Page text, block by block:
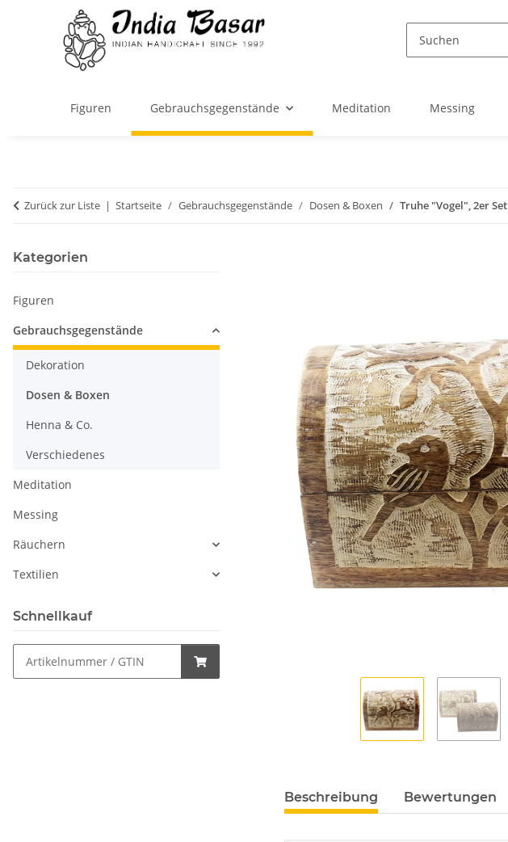
Figuren Gebrauchsgegenstände Meditation Messing
Zurück zur Liste Startseite Gebrauchsgegenstände Dosen & Boxen Truhe "Vogel", 2er Set
Beschreibung Bewertungen
Kategorien
Figuren
Gebrauchsgegenstände
Dekoration
Dosen & Boxen
Henna & Co.
Verschiedenes
Meditation
Messing
Räuchern
Textilien
Schnellkauf